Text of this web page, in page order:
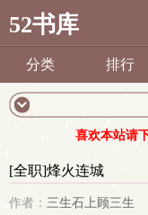
52书库
分类 排行
喜欢本站请
[全职]烽火连城
作者： 三生石上顾三生